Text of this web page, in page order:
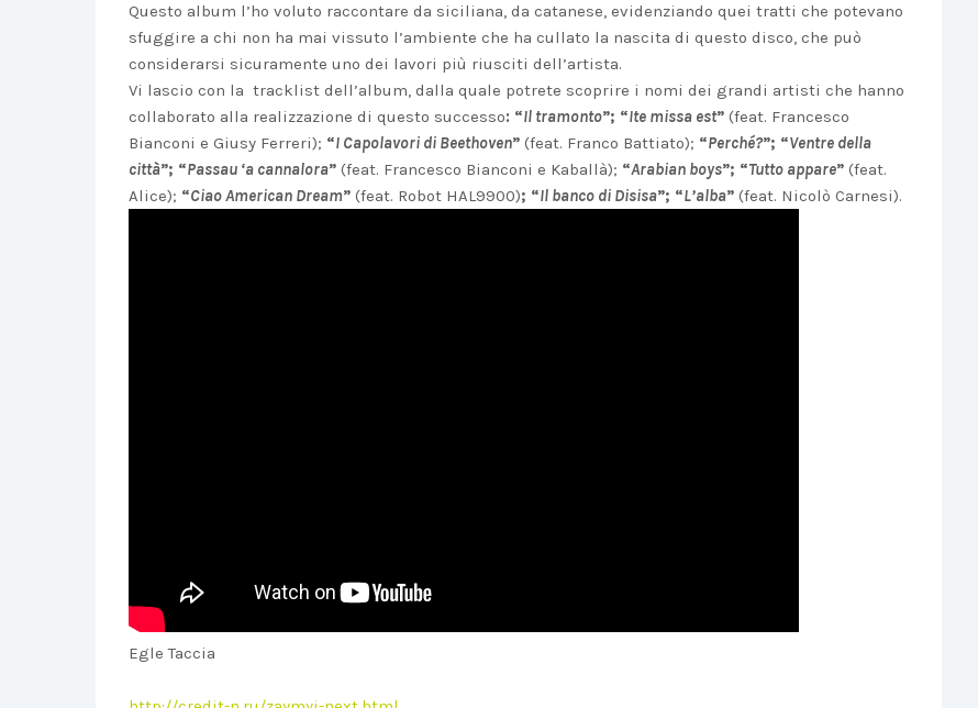
Questo album l’ho voluto raccontare da siciliana, da catanese, evidenziando quei tratti che potevano
sfuggire a chi non ha mai vissuto l’ambiente che ha cullato la nascita di questo disco, che può
considerarsi sicuramente uno dei lavori più riusciti dell’artista.
Vi lascio con la tracklist dell’album, dalla quale potrete scoprire i nomi dei grandi artisti che hanno
collaborato alla realizzazione di questo successo: “Il tramonto”; “Ite missa est” (feat. Francesco
Bianconi e Giusy Ferreri); “I Capolavori di Beethoven” (feat. Franco Battiato); “Perché?”; “Ventre della
città”; “Passau ‘a cannalora” (feat. Francesco Bianconi e Kaballà); “Arabian boys”; “Tutto appare” (feat.
Alice); “Ciao American Dream” (feat. Robot HAL9900); “Il banco di Disisa”; “L’alba” (feat. Nicolò Carnesi).
Egle Taccia